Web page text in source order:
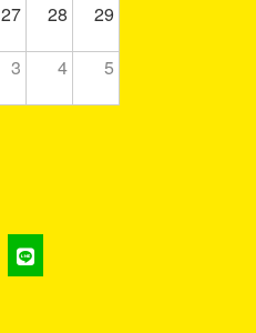
27 28 29
3 4 5